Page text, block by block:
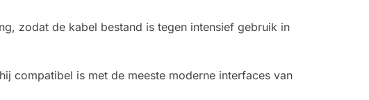
zodat de kabel bestand is tegen intensief gebruik in
compatibel is met de meeste moderne interfaces van